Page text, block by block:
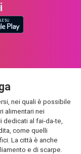
nei quali è possibile
alimentari nei
dedicati al fai-da-te,
come quelli
La città è anche
e di scarpe.